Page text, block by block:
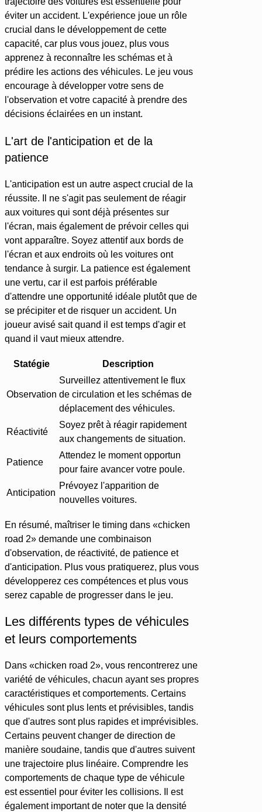
éviter un accident. L'expérience joue un rôle
crucial dans le développement de cette
capacité, car plus vous jouez, plus vous
apprenez à reconnaître les schémas et à
prédire les actions des véhicules. Le jeu vous
encourage à développer votre sens de
l'observation et votre capacité à prendre des
décisions éclairées en un instant.
L'art de l'anticipation et de la
patience
L'anticipation est un autre aspect crucial de la
réussite. Il ne s'agit pas seulement de réagir
aux voitures qui sont déjà présentes sur
l'écran, mais également de prévoir celles qui
vont apparaître. Soyez attentif aux bords de
l'écran et aux endroits où les voitures ont
tendance à surgir. La patience est également
une vertu, car il est parfois préférable
d'attendre une opportunité idéale plutôt que de
se précipiter et de risquer un accident. Un
joueur avisé sait quand il est temps d'agir et
quand il vaut mieux attendre.
Statégie Description
Observation
Surveillez attentivement le flux
de circulation et les schémas de
déplacement des véhicules.
Réactivité
Soyez prêt à réagir rapidement
aux changements de situation.
Patience
Attendez le moment opportun
pour faire avancer votre poule.
Anticipation
Prévoyez l'apparition de
nouvelles voitures.
En résumé, maîtriser le timing dans «chicken
road 2» demande une combinaison
d'observation, de réactivité, de patience et
d'anticipation. Plus vous pratiquerez, plus vous
développerez ces compétences et plus vous
serez capable de progresser dans le jeu.
Les différents types de véhicules
et leurs comportements
Dans «chicken road 2», vous rencontrerez une
variété de véhicules, chacun ayant ses propres
caractéristiques et comportements. Certains
véhicules sont plus lents et prévisibles, tandis
que d'autres sont plus rapides et imprévisibles.
Certains peuvent changer de direction de
manière soudaine, tandis que d'autres suivent
une trajectoire plus linéaire. Comprendre les
comportements de chaque type de véhicule
est essentiel pour éviter les collisions. Il est
également important de noter que la densité